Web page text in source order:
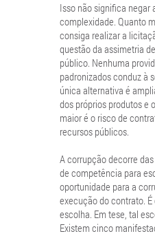
Isso não significa negar
complexidade. Quanto
consiga realizar a
questão da assimetria
público. Nenhuma
padronizados conduz à
única alternativa é
dos próprios produtos e
maior é o risco de
recursos públicos.
A corrupção decorre
de competência para
oportunidade para a
execução do contrato.
escolha. Em tese, tal
Existem cinco